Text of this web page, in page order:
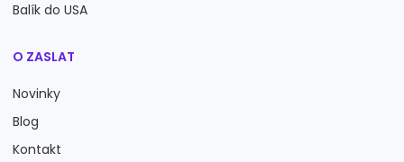
Balík do USA
O ZASLAT
Novinky
Blog
Kontakt